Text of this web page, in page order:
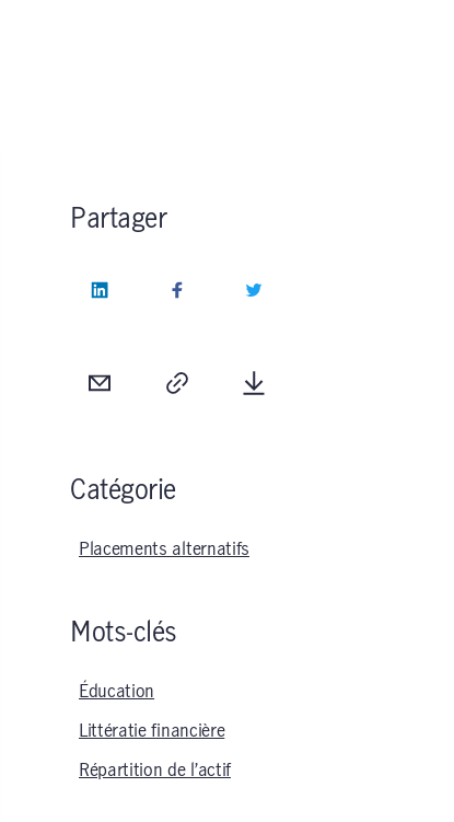
Partager
LinkedIn Facebook
Courriel
Catégorie
Placements alternatifs
Mots-clés
Éducation
Littératie financière
Répartition de l’actif